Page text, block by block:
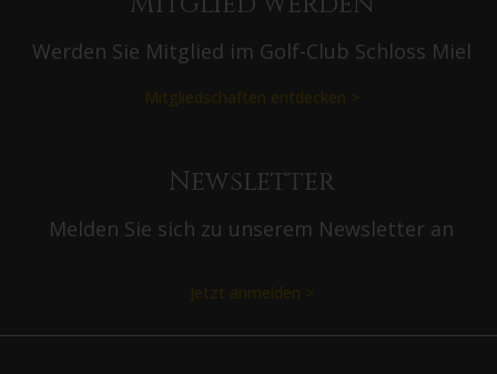
Werden Sie Mitglied im Golf-Club Schloss Miel
Mitgliedschaften entdecken >
Newsletter
Melden Sie sich zu unserem Newsletter an
Jetzt anmelden >